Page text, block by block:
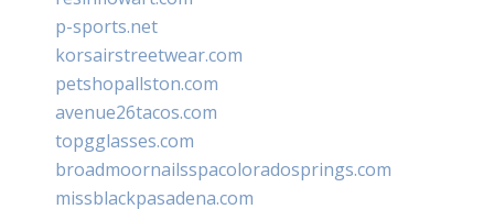
p-sports.net
korsairstreetwear.com
petshopallston.com
avenue26tacos.com
topgglasses.com
broadmoornailsspacoloradosprings.com
missblackpasadena.com